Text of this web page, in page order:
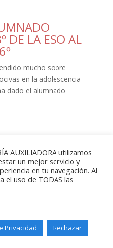
DE LA ESO AL
mucho sobre
en la adolescencia
dado el alumnado
- Paseo de
- Santander -
AUXILIADORA utilizamos
un mejor servicio y
en tu navegación. Al
el uso de TODAS las
Privacidad Rechazar